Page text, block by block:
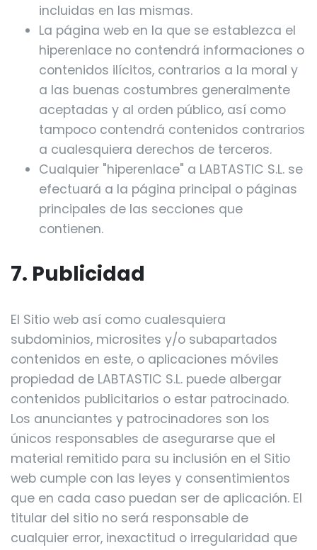
incluidas en las mismas.
La página web en la que se establezca el
hiperenlace no contendrá informaciones o
contenidos ilícitos, contrarios a la moral y
a las buenas costumbres generalmente
aceptadas y al orden público, así como
tampoco contendrá contenidos contrarios
a cualesquiera derechos de terceros.
Cualquier "hiperenlace" a LABTASTIC S.L. se
efectuará a la página principal o páginas
principales de las secciones que
contienen.
7. Publicidad
El Sitio web así como cualesquiera
subdominios, microsites y/o subapartados
contenidos en este, o aplicaciones móviles
propiedad de LABTASTIC S.L. puede albergar
contenidos publicitarios o estar patrocinado.
Los anunciantes y patrocinadores son los
únicos responsables de asegurarse que el
material remitido para su inclusión en el Sitio
web cumple con las leyes y consentimientos
que en cada caso puedan ser de aplicación. El
titular del sitio no será responsable de
cualquier error, inexactitud o irregularidad que